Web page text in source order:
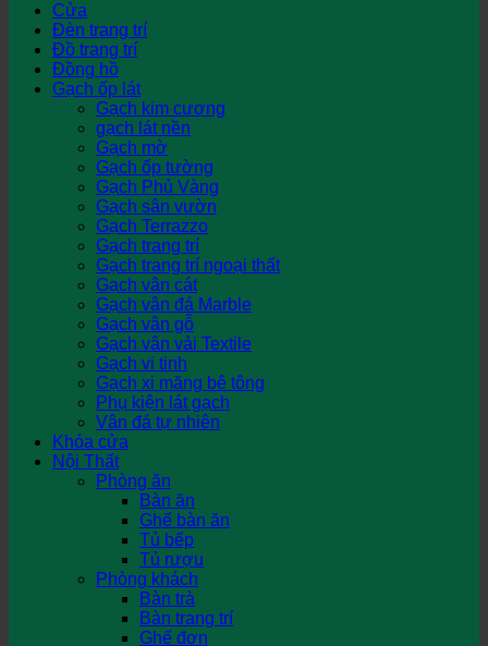
Cửa
Đèn trang trí
Đồ trang trí
Đồng hồ
Gạch ốp lát
Gạch kim cương
gạch lát nền
Gạch mờ
Gạch ốp tường
Gạch Phủ Vàng
Gạch sân vườn
Gạch Terrazzo
Gạch trang trí
Gạch trang trí ngoại thất
Gạch vân cát
Gạch vân đá Marble
Gạch vân gỗ
Gạch vân vải Textile
Gạch vi tinh
Gạch xi măng bê tông
Phụ kiện lát gạch
Vân đá tự nhiên
Khóa cửa
Nội Thất
Phòng ăn
Bàn ăn
Ghế bàn ăn
Tủ bếp
Tủ rượu
Phòng khách
Bàn trà
Bàn trang trí
Ghế đơn